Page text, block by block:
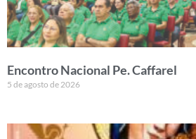
Encontro Nacional Pe. Caffarel
5 de agosto de 2026